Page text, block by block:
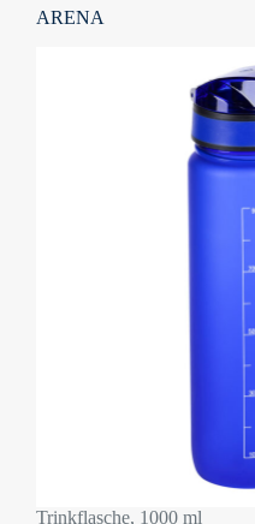
ARENA
Trinkflasche, 1000 ml